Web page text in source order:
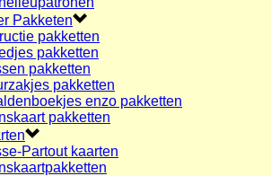
Pakketen
pakketten
pakketten
pakketten
pakketten
enzo pakketten
pakketten
Partout kaarten